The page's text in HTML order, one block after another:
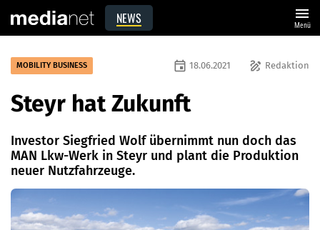
NEWS menu
Menü
MOBILITY BUSINESS draw Redaktion
event 18.06.2021
Steyr hat Zukunft
Investor Siegfried Wolf übernimmt nun doch das
MAN Lkw-Werk in Steyr und plant die Produktion
neuer Nutzfahrzeuge.